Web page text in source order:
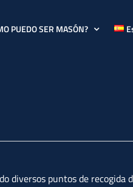
PUEDO SER MASÓN?
diversos puntos de recogida